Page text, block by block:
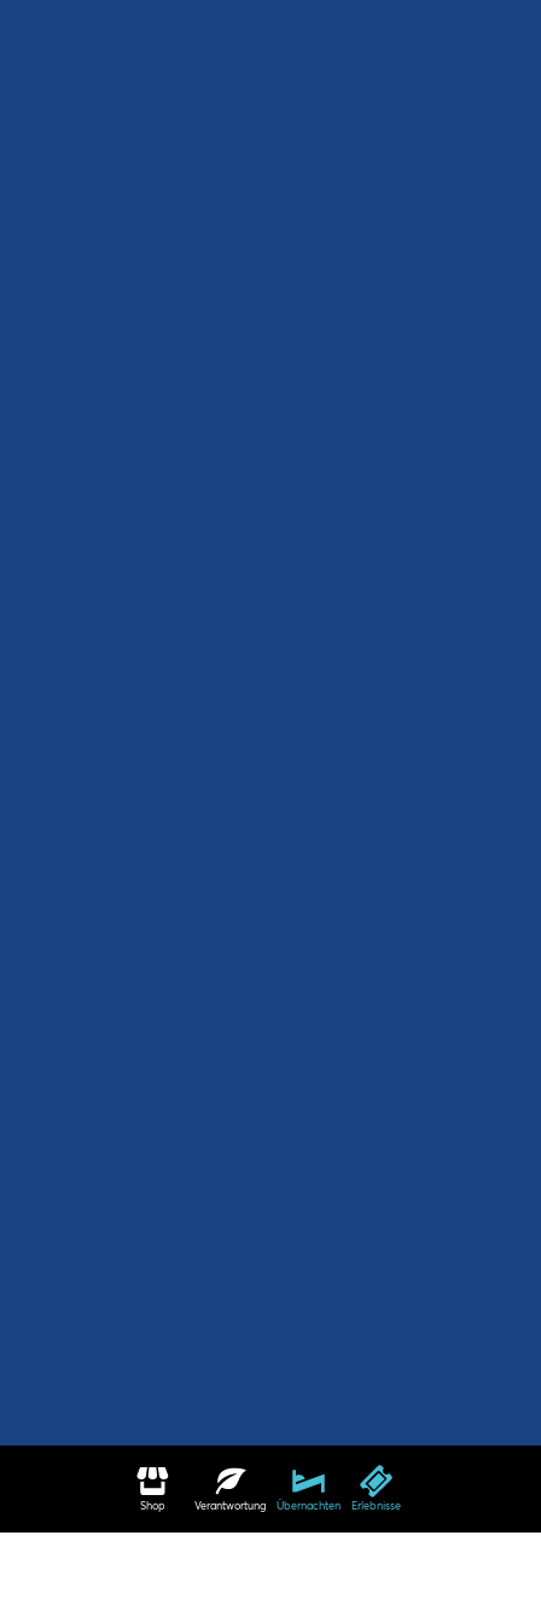
Shop Verantwortung Übernachten Erlebnisse